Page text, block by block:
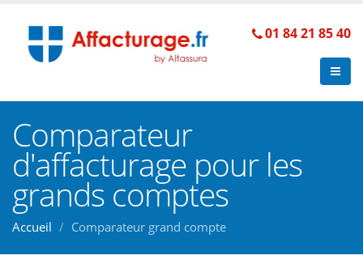
01 84 21 85 40
Comparateur
d'affacturage pour les
grands comptes
Accueil Comparateur grand compte